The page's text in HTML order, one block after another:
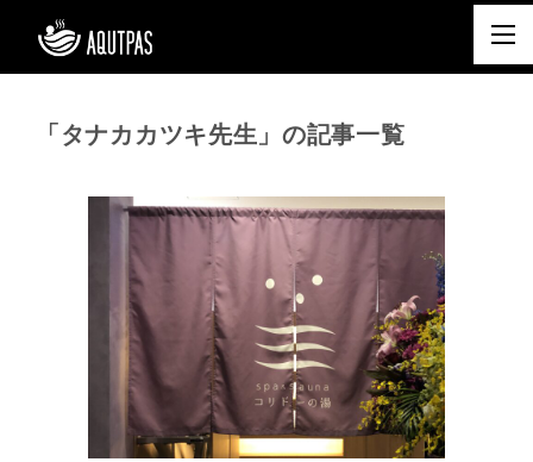
「タナカカツキ先生」の記事一覧